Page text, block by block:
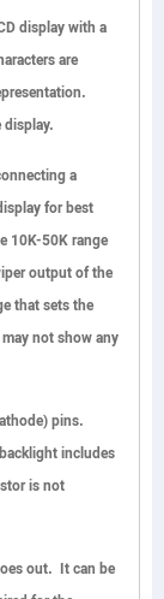
display with a
are
a
for best
10K-50K range
output of the
that sets the
not show any
pins.
includes
is not
out. It can be